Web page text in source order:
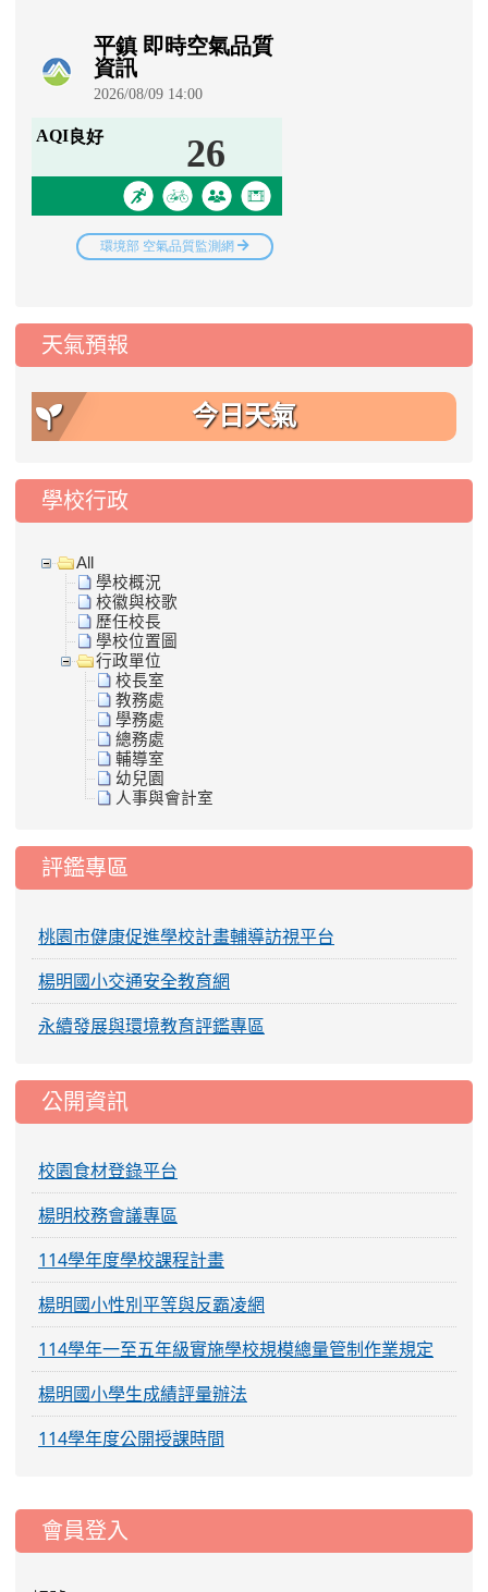
天氣預報
今日天氣
學校行政
All
學校概況
校徽與校歌
歷任校長
學校位置圖
行政單位
校長室
教務處
學務處
總務處
輔導室
幼兒園
人事與會計室
評鑑專區
桃園市健康促進學校計畫輔導訪視平台
楊明國小交通安全教育網
永續發展與環境教育評鑑專區
公開資訊
校園食材登錄平台
楊明校務會議專區
114學年度學校課程計畫
楊明國小性別平等與反霸凌網
114學年一至五年級實施學校規模總量管制作業規定
楊明國小學生成績評量辦法
114學年度公開授課時間
::: 會員登入